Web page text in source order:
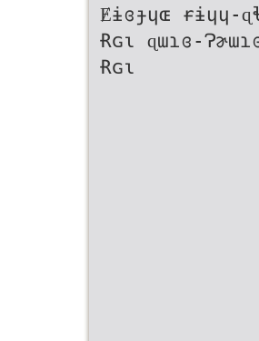
Ɇɨɞɟɥɶ ɍɨɥɥ-
Ɍɢɩ ɋɯɿɞ-
Ɍɢɩ